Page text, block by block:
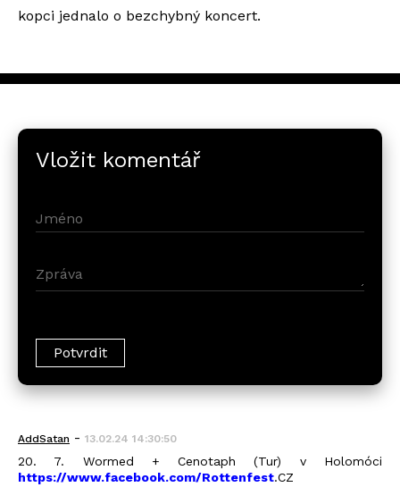
kopci jednalo o bezchybný koncert.
Vložit komentář
AddSatan - 13.02.24 14:30:50
20. 7. Wormed + Cenotaph (Tur) v Holomóci
https://www.facebook.com/Rottenfest.CZ